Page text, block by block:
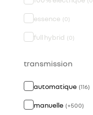
essence (0)
full hybrid (0)
transmission
automatique (116)
manuelle (+500)